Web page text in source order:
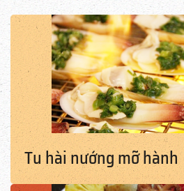
Tu hài nướng mỡ hành